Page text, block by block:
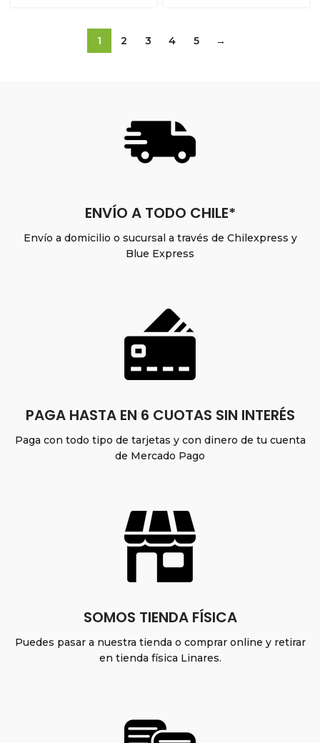
1 2 3 4 5 →
ENVÍO A TODO CHILE*
Envío a domicilio o sucursal a través de Chilexpress y
Blue Express
PAGA HASTA EN 6 CUOTAS SIN INTERÉS
Paga con todo tipo de tarjetas y con dinero de tu cuenta
de Mercado Pago
SOMOS TIENDA FÍSICA
Puedes pasar a nuestra tienda o comprar online y retirar
en tienda física Linares.